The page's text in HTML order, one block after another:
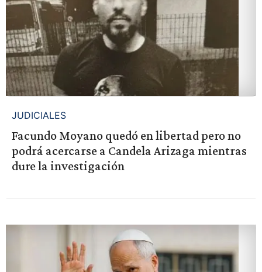
JUDICIALES
Facundo Moyano quedó en libertad pero no
podrá acercarse a Candela Arizaga mientras
dure la investigación